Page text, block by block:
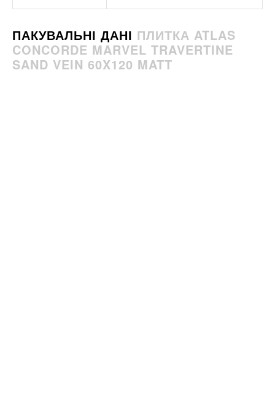
ПАКУВАЛЬНІ ДАНІ ПЛИТКА ATLAS
CONCORDE MARVEL TRAVERTINE
SAND VEIN 60X120 MATT